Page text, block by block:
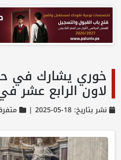
خوري يشارك في
لاون الرابع عشر
نشر بتاريخ: 18-05-2025 |